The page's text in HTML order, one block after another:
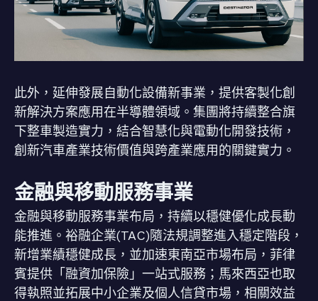
此外，延伸發展自動化設備新事業，提供客製化創
新解決方案應用在半導體領域。集團將持續整合旗
下整車製造實力，結合智慧化與電動化開發技術，
創新汽車產業技術價值與跨產業應用的關鍵實力。
金融與移動服務事業
金融與移動服務事業布局，持續以穩健優化成長動
能推進。裕融企業(TAC)隨法規調整進入穩定階段，
新增業績穩健成長，並加速東南亞市場布局，菲律
賓提供「融資加保險」一站式服務；馬來西亞也取
得執照並拓展中小企業及個人信貸市場，相關效益